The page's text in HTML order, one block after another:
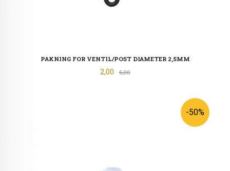
PAKNING FOR VENTIL/POST DIAMETER 2,5MM
Tilbud
2,00 6,00Rabatt
-50%